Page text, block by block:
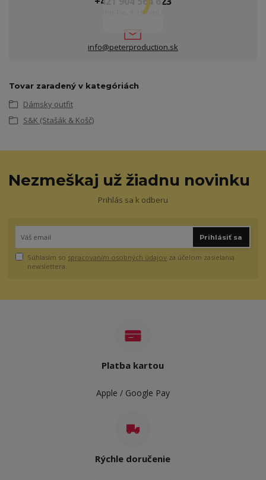
(Po-Pia, 9-19 hod.)
info@peterproduction.sk
Tovar zaradený v kategóriách
Dámsky outfit
S&K (Stašák & Košč)
Nezmeškaj už žiadnu novinku
Prihlás sa k odberu
Prihlásiť sa
Súhlasím so spracovaním osobných údajov za účelom zasielania
newslettera.
Platba kartou
Apple / Google Pay
Rýchle doručenie